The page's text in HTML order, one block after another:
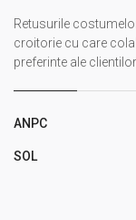
Retusurile
croitorie cu care
preferinte ale clientilor.
ANPC
SOL